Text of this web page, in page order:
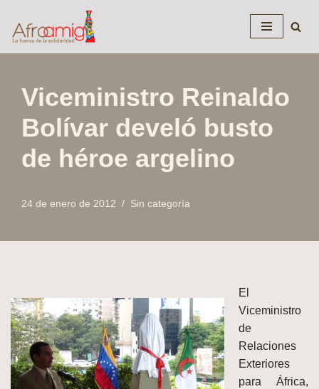
Saltar
al
Viceministro Reinaldo
Bolívar develó busto
de héroe argelino
24 de enero de 2012 Sin categoría
El
Viceministro
de
Relaciones
Exteriores
para África,